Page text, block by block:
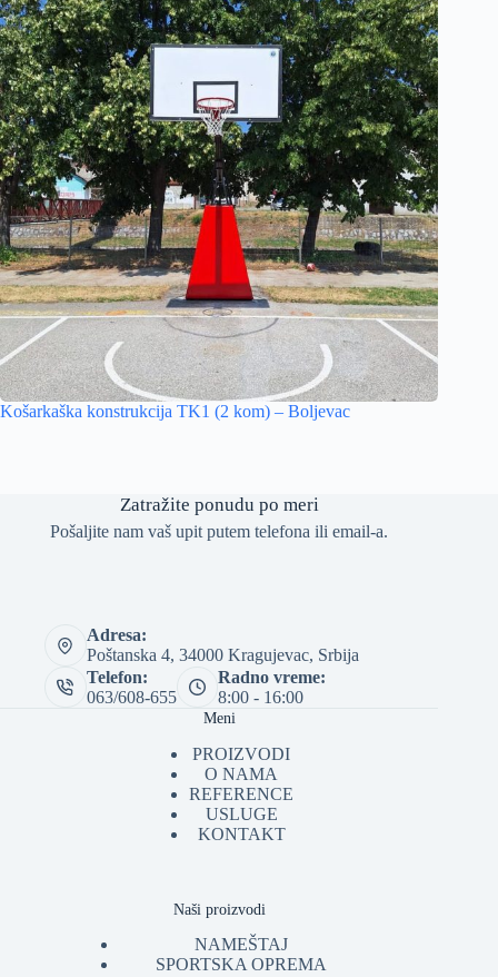
Košarkaška konstrukcija TK1 (2 kom) – Boljevac
Zatražite ponudu po meri
Pošaljite nam vaš upit putem telefona ili email-a.
Adresa:
Poštanska 4, 34000 Kragujevac, Srbija
Telefon:
063/608-655
Radno vreme:
8:00 - 16:00
Meni
PROIZVODI
O NAMA
REFERENCE
USLUGE
KONTAKT
Naši proizvodi
NAMEŠTAJ
SPORTSKA OPREMA